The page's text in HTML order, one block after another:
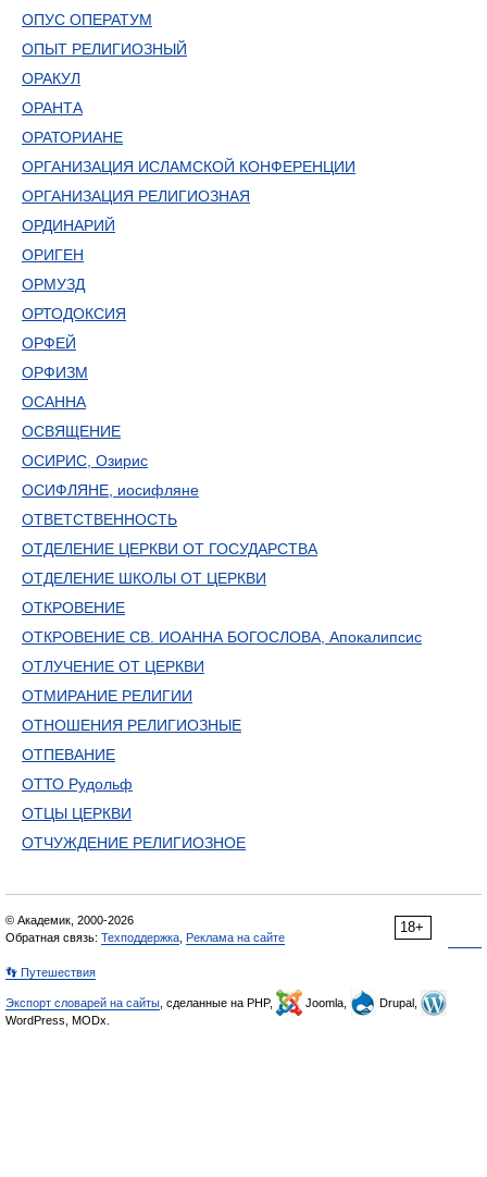
ОПУС ОПЕРАТУМ
ОПЫТ РЕЛИГИОЗНЫЙ
ОРАКУЛ
ОРАНТА
ОРАТОРИАНЕ
ОРГАНИЗАЦИЯ ИСЛАМСКОЙ КОНФЕРЕНЦИИ
ОРГАНИЗАЦИЯ РЕЛИГИОЗНАЯ
ОРДИНАРИЙ
ОРИГЕН
ОРМУЗД
ОРТОДОКСИЯ
ОРФЕЙ
ОРФИЗМ
ОСАННА
ОСВЯЩЕНИЕ
ОСИРИС, Озирис
ОСИФЛЯНЕ, иосифляне
ОТВЕТСТВЕННОСТЬ
ОТДЕЛЕНИЕ ЦЕРКВИ ОТ ГОСУДАРСТВА
ОТДЕЛЕНИЕ ШКОЛЫ ОТ ЦЕРКВИ
ОТКРОВЕНИЕ
ОТКРОВЕНИЕ СВ. ИОАННА БОГОСЛОВА, Апокалипсис
ОТЛУЧЕНИЕ ОТ ЦЕРКВИ
ОТМИРАНИЕ РЕЛИГИИ
ОТНОШЕНИЯ РЕЛИГИОЗНЫЕ
ОТПЕВАНИЕ
ОТТО Рудольф
ОТЦЫ ЦЕРКВИ
ОТЧУЖДЕНИЕ РЕЛИГИОЗНОЕ
18+
© Академик, 2000-2026
Обратная связь: Техподдержка Реклама на сайте
👣 Путешествия
Экспорт словарей на сайты , сделанные на PHP, Joomla,
Drupal,
WordPress, MODx.